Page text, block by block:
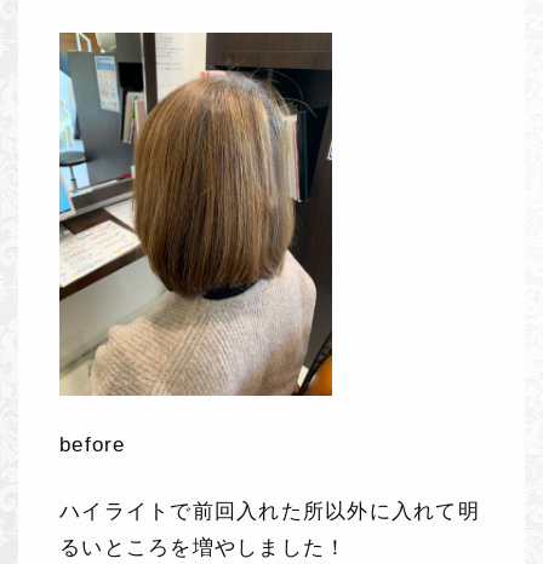
before
ハイライトで前回入れた所以外に入れて明
るいところを増やしました！